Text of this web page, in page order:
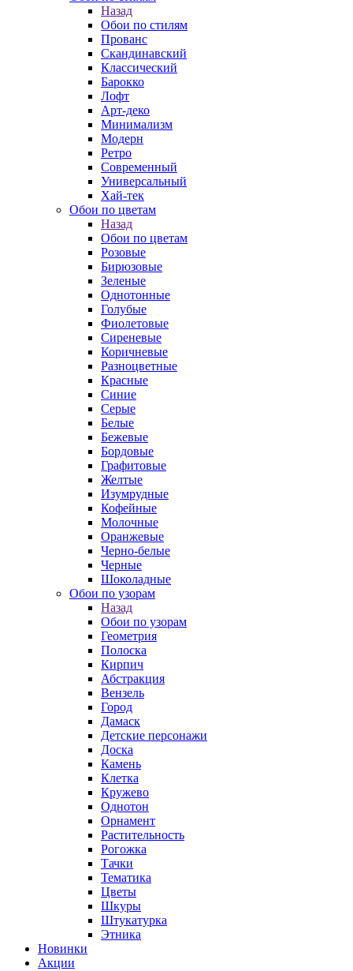
Назад
Обои по стилям
Прованс
Скандинавский
Классический
Барокко
Лофт
Арт-деко
Минимализм
Модерн
Ретро
Современный
Универсальный
Хай-тек
Обои по цветам
Назад
Обои по цветам
Розовые
Бирюзовые
Зеленые
Однотонные
Голубые
Фиолетовые
Сиреневые
Коричневые
Разноцветные
Красные
Синие
Серые
Белые
Бежевые
Бордовые
Графитовые
Желтые
Изумрудные
Кофейные
Молочные
Оранжевые
Черно-белые
Черные
Шоколадные
Обои по узорам
Назад
Обои по узорам
Геометрия
Полоска
Кирпич
Абстракция
Вензель
Город
Дамаск
Детские персонажи
Доска
Камень
Клетка
Кружево
Однотон
Орнамент
Растительность
Рогожка
Тачки
Тематика
Цветы
Шкуры
Штукатурка
Этника
Новинки
Акции